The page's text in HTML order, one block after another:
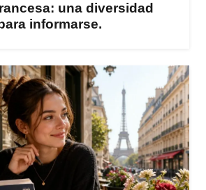
una diversidad
informarse.